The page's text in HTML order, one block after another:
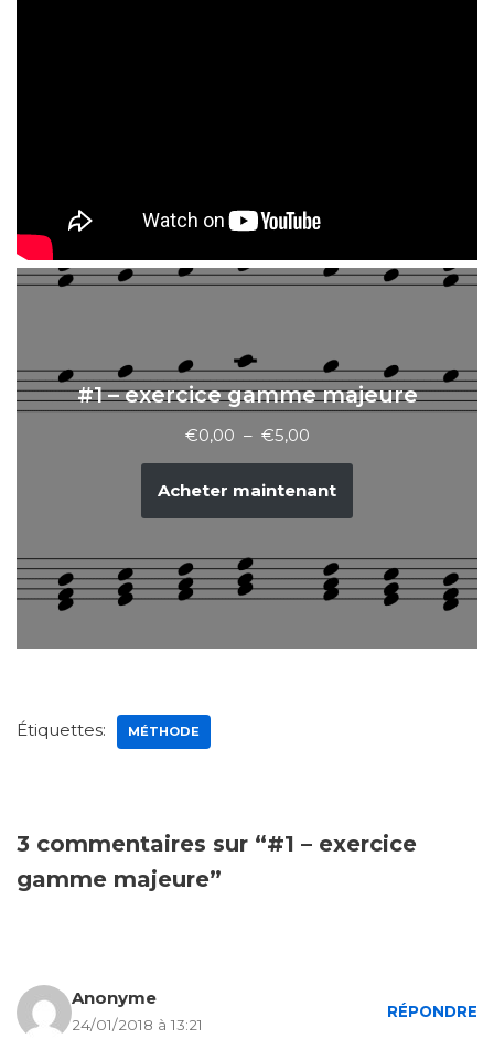
#1 – exercice gamme majeure
€0,00 – €5,00
Acheter maintenant
Étiquettes: MÉTHODE
3 commentaires sur “#1 – exercice
gamme majeure”
Anonyme
24/01/2018 à 13:21
RÉPONDRE